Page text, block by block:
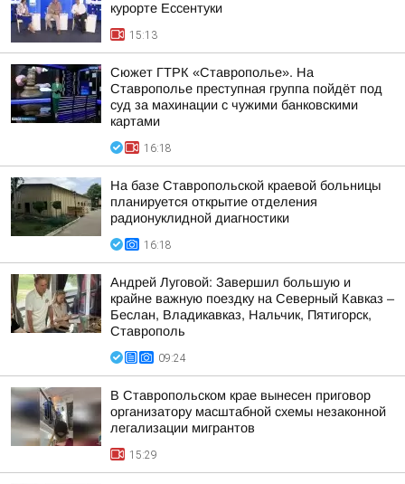
курорте Ессентуки
15:13
Сюжет ГТРК «Ставрополье». На
Ставрополье преступная группа пойдёт под
суд за махинации с чужими банковскими
картами
16:18
На базе Ставропольской краевой больницы
планируется открытие отделения
радионуклидной диагностики
16:18
Андрей Луговой: Завершил большую и
крайне важную поездку на Северный Кавказ –
Беслан, Владикавказ, Нальчик, Пятигорск,
Ставрополь
09:24
В Ставропольском крае вынесен приговор
организатору масштабной схемы незаконной
легализации мигрантов
15:29